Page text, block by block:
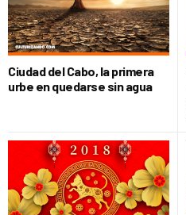
Ciudad del Cabo, la primera
urbe en quedarse sin agua